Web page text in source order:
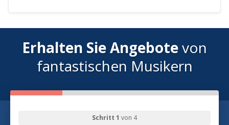
Erhalten Sie Angebotevon
fantastischen Musikern
Schritt 1 von 4